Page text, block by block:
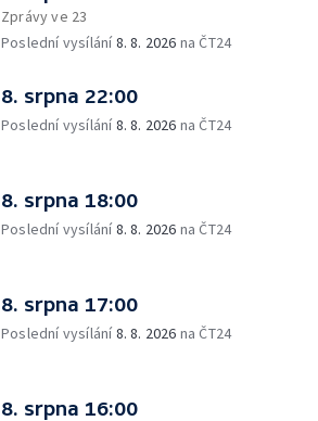
Zprávy ve 23
Poslední vysílání8. 8. 2026 na ČT24
8. srpna 22:00
Poslední vysílání8. 8. 2026 na ČT24
8. srpna 18:00
Poslední vysílání8. 8. 2026 na ČT24
8. srpna 17:00
Poslední vysílání8. 8. 2026 na ČT24
8. srpna 16:00